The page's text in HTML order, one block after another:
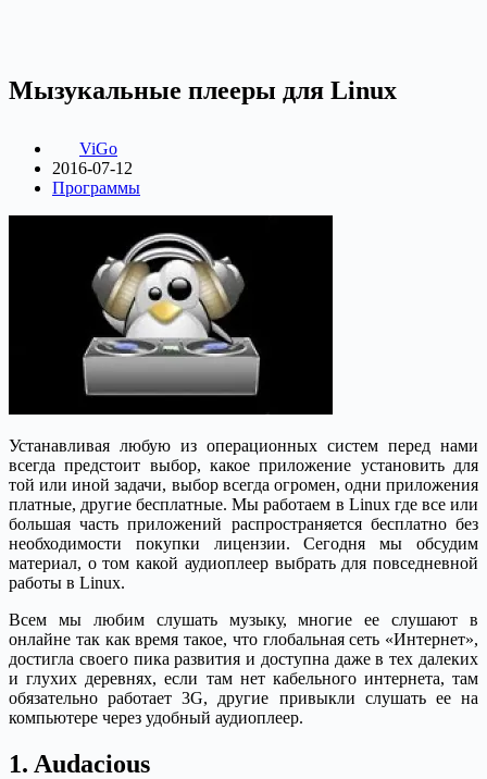
Мызукальные плееры для Linux
ViGo
2016-07-12
Программы
Устанавливая любую из операционных систем перед нами
всегда предстоит выбор, какое приложение установить для
той или иной задачи, выбор всегда огромен, одни приложения
платные, другие бесплатные. Мы работаем в Linux где все или
большая часть приложений распространяется бесплатно без
необходимости покупки лицензии. Сегодня мы обсудим
материал, о том какой аудиоплеер выбрать для повседневной
работы в Linux.
Всем мы любим слушать музыку, многие ее слушают в
онлайне так как время такое, что глобальная сеть «Интернет»,
достигла своего пика развития и доступна даже в тех далеких
и глухих деревнях, если там нет кабельного интернета, там
обязательно работает 3G, другие привыкли слушать ее на
компьютере через удобный аудиоплеер.
1. Audacious